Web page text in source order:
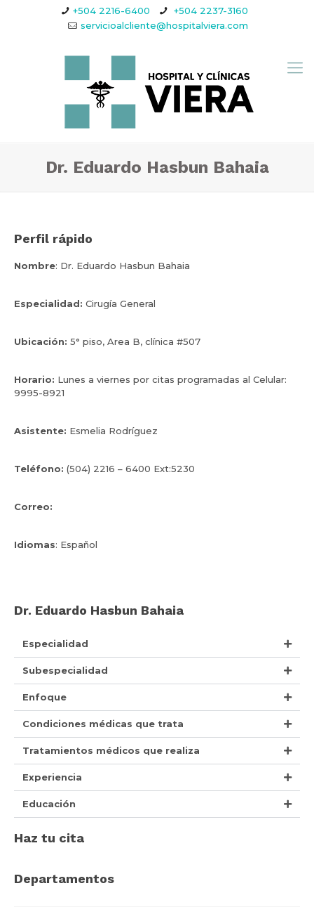
+504 2216-6400
+504 2237-3160
servicioalcliente@hospitalviera.com
Dr. Eduardo Hasbun Bahaia
Perfil rápido
Nombre: Dr. Eduardo Hasbun Bahaia
Especialidad: Cirugía General
Ubicación: 5° piso, Area B, clínica #507
Horario: Lunes a viernes por citas programadas al Celular:
9995-8921
Asistente: Esmelia Rodríguez
Teléfono: (504) 2216 – 6400 Ext:5230
Correo:
Idiomas: Español
Dr. Eduardo Hasbun Bahaia
Especialidad
Subespecialidad
Enfoque
Condiciones médicas que trata
Tratamientos médicos que realiza
Experiencia
Educación
Haz tu cita
Departamentos